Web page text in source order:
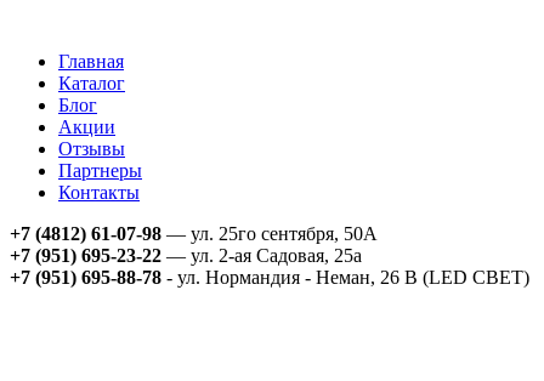
Главная
Каталог
Блог
Акции
Отзывы
Партнеры
Контакты
+7 (4812) 61-07-98 — ул. 25го сентября, 50А
+7 (951) 695-23-22 — ул. 2-ая Садовая, 25а
+7 (951) 695-88-78 - ул. Нормандия - Неман, 26 В (LED СВЕТ)